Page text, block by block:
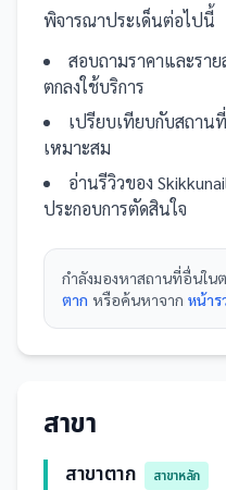
พิจารณาประเด็นต่อไปนี้
สอบถามราคาและรา
ตกลงใช้บริการ
เปรียบเทียบกับสถานที่
เหมาะสม
อ่านรีวิวของ
ประกอบการตัดสินใจ
กำลังมองหาสถานที่อื่นใน
ตาก หรือค้นหาจาก หน้าร
สาขา
สาขาตาก
สาขาหลัก